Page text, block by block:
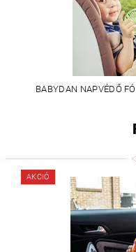
BABYDAN NAPVÉDŐ
AKCIÓ